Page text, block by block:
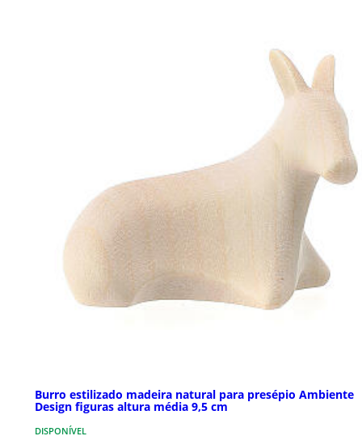
Burro estilizado madeira natural para presépio Ambiente
Design figuras altura média 9,5 cm
DISPONÍVEL